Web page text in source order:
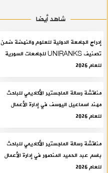
شاهد أيضا
إدراج الجامعة الدولية للعلوم والنهضة ضمن
تصنيف UNIRANKS للجامعات السورية
للعام 2026
مناقشة رسالة الماجستير الأكاديمي للباحث
مهند اسماعيل اليوسف في إدارة الأعمال
للعام 2026
مناقشة رسالة الماجستير الأكاديمي للباحث
باسم عبد الحميد المنصور في إدارة الأعمال
للعام 2026